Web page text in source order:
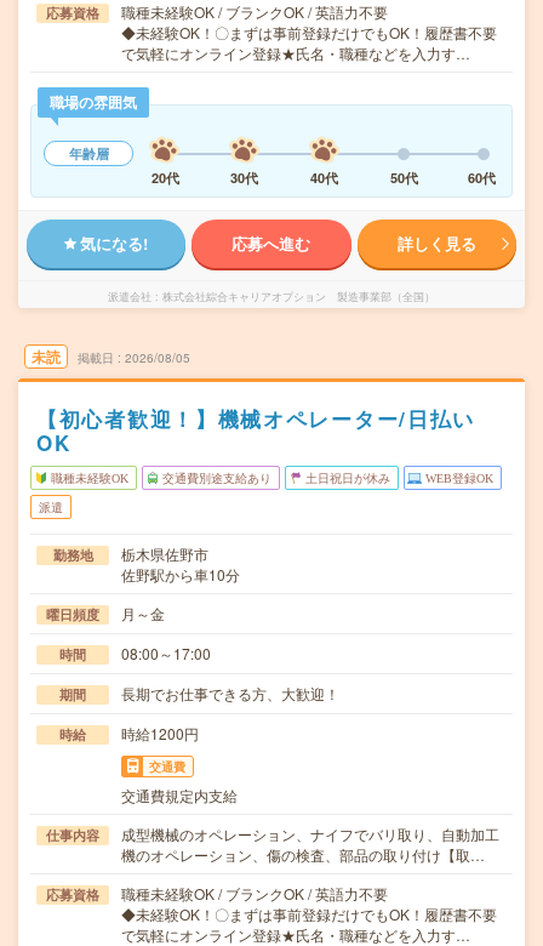
応募資格
職種未経験OK / ブランクOK / 英語力不要
◆未経験OK！〇まずは事前登録だけでもOK！履歴書不要
で気軽にオンライン登録★氏名・職種などを入力す…
職場の雰囲気
年齢層
20代
30代 40代 50代 60代
気になる! 応募へ進む 詳しく見る
派遣会社 株式会社綜合キャリアオプション 製造事業部（全国）
未読 掲載日 2026/08/05
【初心者歓迎！】機械オペレーター/日払い
OK
職種未経験OK 交通費別途支給あり 土日祝日が休み WEB登録OK
派遣
勤務地
栃木県佐野市
佐野駅から車10分
曜日頻度 月～金
時間 08:00～17:00
期間 長期でお仕事できる方、大歓迎！
時給 時給1200円
交通費
交通費規定内支給
仕事内容
成型機械のオペレーション、ナイフでバリ取り、自動加工
機のオペレーション、傷の検査、部品の取り付け【取…
応募資格
職種未経験OK / ブランクOK / 英語力不要
◆未経験OK！〇まずは事前登録だけでもOK！履歴書不要
で気軽にオンライン登録★氏名・職種などを入力す…